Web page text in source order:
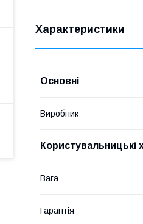
Характеристики
Основні
Виробник
Користувальницькі
Вага
Гарантія